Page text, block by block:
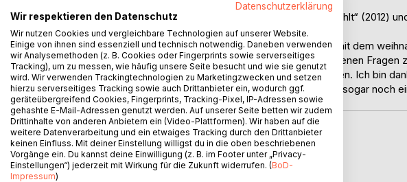
Die vorliegende Schrift ist eine Fortsetzung von „Opa erzählt“ (2012)
heilsamer Biografiearbeit.
Im Dezember 2011 hatte mich Rahel, eine gute Freundin, mit dem
Erinnerungsalbums auf die Idee gebracht, mich vorgegebenen Fragen
Schriftlichkeit für unsern Enkel ehrliche Antworten zu finden. Ich bin
ich für mein erstes Büchlein erhalten habe und könnte mir sogar noch
WEITERE TITEL BEIBoD
Datenschutzerklärung
Wir respektieren den Datenschutz
Wir nutzen Cookies und vergleichbare Technologien auf unserer Website.
Einige von ihnen sind essenziell und technisch notwendig. Daneben verwenden
wir Analysemethoden (z. B. Cookies oder Fingerprints sowie serverseitiges
Tracking), um zu messen, wie häufig unsere Seite besucht und wie sie genutzt
wird. Wir verwenden Trackingtechnologien zu Marketingzwecken und setzen
hierzu serverseitiges Tracking sowie auch Drittanbieter ein, wodurch ggf.
geräteübergreifend Cookies, Fingerprints, Tracking-Pixel, IP-Adressen sowie
gehashte E-Mail-Adressen genutzt werden. Auf unserer Seite betten wir zudem
Drittinhalte von anderen Anbietern ein (Video-Plattformen). Wir haben auf die
weitere Datenverarbeitung und ein etwaiges Tracking durch den Drittanbieter
keinen Einfluss. Mit deiner Einstellung willigst du in die oben beschriebenen
Vorgänge ein. Du kannst deine Einwilligung (z. B. im Footer unter „Privacy-
Einstellungen“) jederzeit mit Wirkung für die Zukunft widerrufen. (BoD-
Impressum)